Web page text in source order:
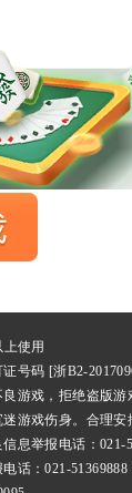
使用
号码 [浙B2-
游戏，拒绝盗版
游戏伤身。合理
息举报 电话：021-
话：021-51369888